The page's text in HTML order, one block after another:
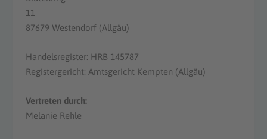
11
87679 Westendorf (Allgäu)
Handelsregister: HRB 145787
Registergericht: Amtsgericht Kempten (Allgäu)
Vertreten durch:
Melanie Rehle